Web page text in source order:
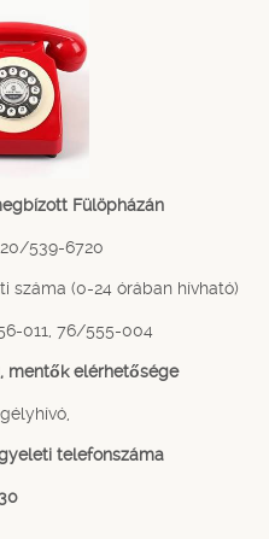
Fülöpházán
539-6720
száma (0-24 órában hívható)
011, 76/555-004
mentők elérhetősége
telefonszáma